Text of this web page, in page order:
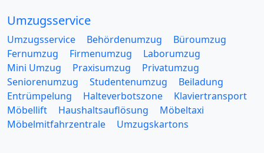
Umzugsservice
Umzugsservice Behördenumzug
Büroumzug
Fernumzug
Firmenumzug
Laborumzug
Mini Umzug
Praxisumzug
Privatumzug
Seniorenumzug
Studentenumzug
Beiladung
Entrümpelung
Halteverbotszone
Klaviertransport
Möbellift
Haushaltsauflösung
Möbeltaxi
Möbelmitfahrzentrale
Umzugskartons